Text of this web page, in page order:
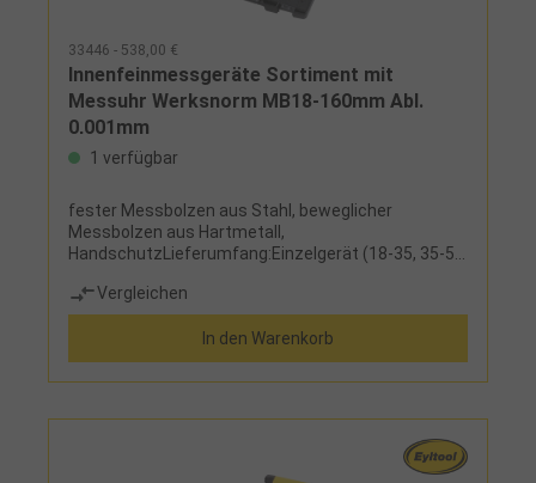
33446 - 538,00 €
Innenfeinmessgeräte Sortiment mit
Messuhr Werksnorm MB18-160mm Abl.
0,001mm
1 verfügbar
fester Messbolzen aus Stahl, beweglicher
Messbolzen aus Hartmetall,
HandschutzLieferumfang:Einzelgerät (18-35, 35-50,
Messanschläge zur Abdeckung des
Messbereiches, 1 analoge Messuhr und Etui
Vergleichen
In den Warenkorb